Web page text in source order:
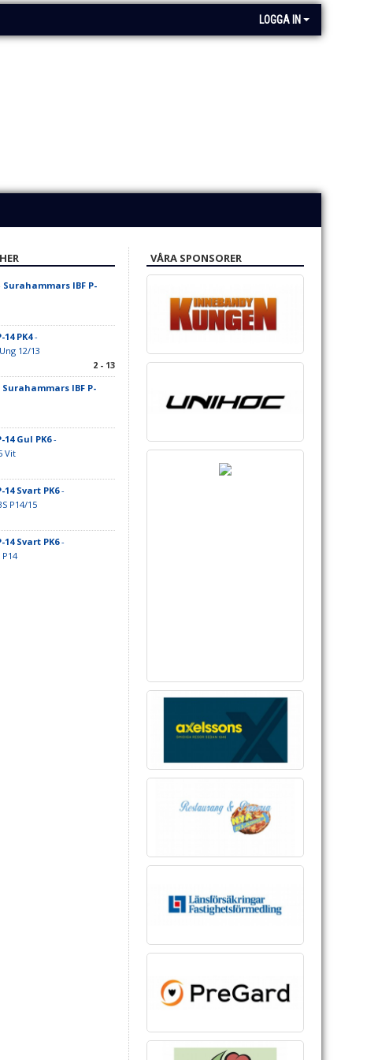
LOGGA IN
Surahammars IBF P-
PK4-
12/13
2 - 13
Surahammars IBF P-
Gul PK6-
Vit
Svart PK6-
P14/15
Svart PK6-
VÅRA SPONSORER